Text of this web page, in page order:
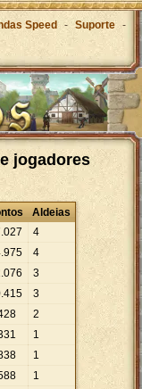
Speed - Suporte -
jogadores
Aldeias
.027
4
.975
4
.076
3
.415
3
2
1
1
1